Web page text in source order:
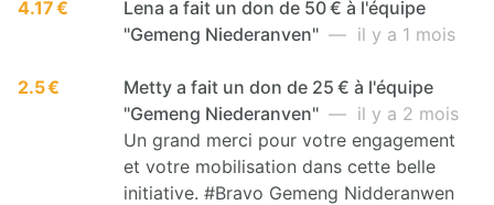
4.17 €
Lena a fait un don de 50 € à l'équipe
"Gemeng Niederanven" — il y a 1 mois
2.5 €
Metty a fait un don de 25 € à l'équipe
"Gemeng Niederanven" — il y a 2 mois
Un grand merci pour votre engagement
et votre mobilisation dans cette belle
initiative. #Bravo Gemeng Nidderanwen